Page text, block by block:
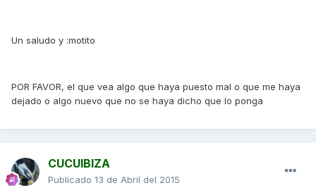
Un saludo y :motito
POR FAVOR, el que vea algo que haya puesto mal o que me haya
dejado o algo nuevo que no se haya dicho que lo ponga
CUCUIBIZA
Publicado 13 de Abril del 2015